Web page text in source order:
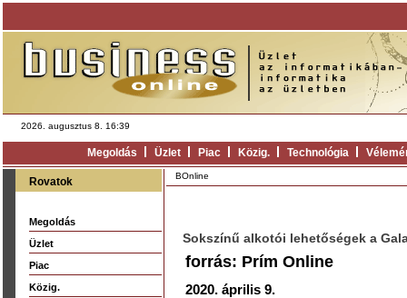
2026. augusztus 8. 16:39
Megoldás Üzlet Piac Közig. Technológia
Rovatok
Megoldás
Üzlet
Piac
Közig.
BOnline
Sokszínű alkotói lehetőségek a
forrás: Prím Online
2020. április 9.